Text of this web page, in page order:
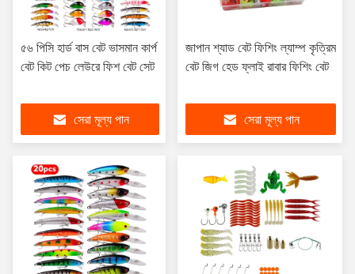
৫৬ পিসি হার্ড বাস বেট ভাসমান কার্প
বেট কিট পেচ লেউরে ফিশ বেট সেট
সেরা মূল্য পান
জাপান শ্যাড বেট ফিশিং ল্যাম্প কৃত্রিম
বেট জিগ হেড ফ্লাই রাবার ফিশিং বেট
সেরা মূল্য পান